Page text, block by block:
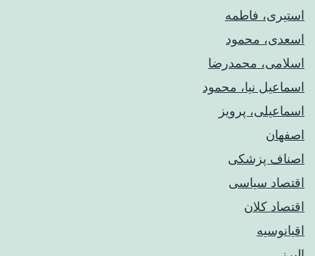
استیری، فاطمه
اسعدی، محمود
اسلامی، محمدرضا
اسماعیل نیا، محمود
اسماعیلی، پرویز
اصفهان
اصناف پزشکی
اقتصاد سیاسی
اقتصاد کلان
اقیانوسیه